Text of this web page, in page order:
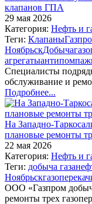
клапанов ГПА
29 мая 2026
Категория: Нефть и
Теги: Клапаны
НоябрьскДобыча
агрегаты
Специалисты
обслуживание и
Подробнее...
На Западно-
плановые ремонты
22 мая 2026
Категория: Нефть и
Теги: добыча газа
Ноябрьск
ООО «Газпром
ремонты трех